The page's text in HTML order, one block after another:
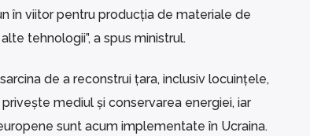
în viitor pentru producția de materiale de
tehnologii”, a spus ministrul.
de a reconstrui țara, inclusiv locuințele,
mediul și conservarea energiei, iar
sunt acum implementate în Ucraina.